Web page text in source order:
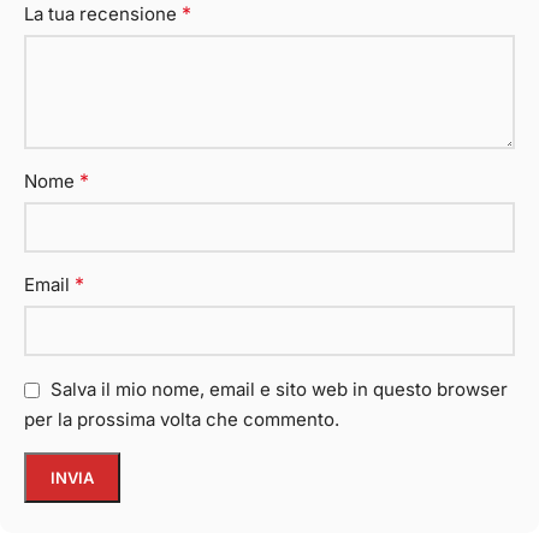
La tua recensione *
Nome *
Email *
Salva il mio nome, email e sito web in questo browser
per la prossima volta che commento.